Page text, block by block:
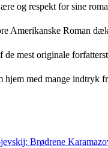
og respekt for sine
Amerikanske Roman
mest originale
hjem med mange indtryk
Brødrene